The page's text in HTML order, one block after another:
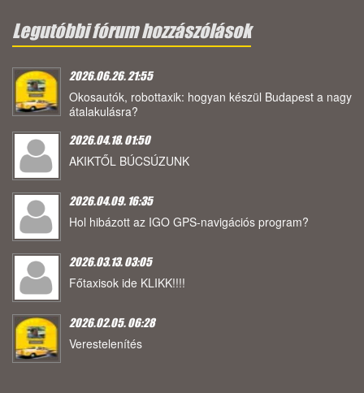
Legutóbbi fórum hozzászólások
2026.06.26. 21:55
Okosautók, robottaxik: hogyan készül Budapest a nagy
átalakulásra?
2026.04.18. 01:50
AKIKTŐL BÚCSÚZUNK
2026.04.09. 16:35
Hol hibázott az IGO GPS-navigációs program?
2026.03.13. 03:05
Főtaxisok ide KLIKK!!!!
2026.02.05. 06:28
Verestelenítés